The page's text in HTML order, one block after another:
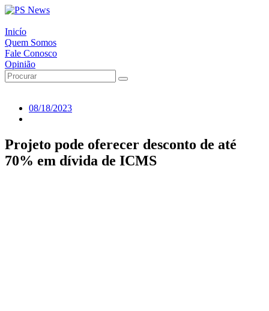
Inicío
Quem Somos
Fale Conosco
Opinião
08/18/2023
Projeto pode oferecer desconto de até
70% em dívida de ICMS